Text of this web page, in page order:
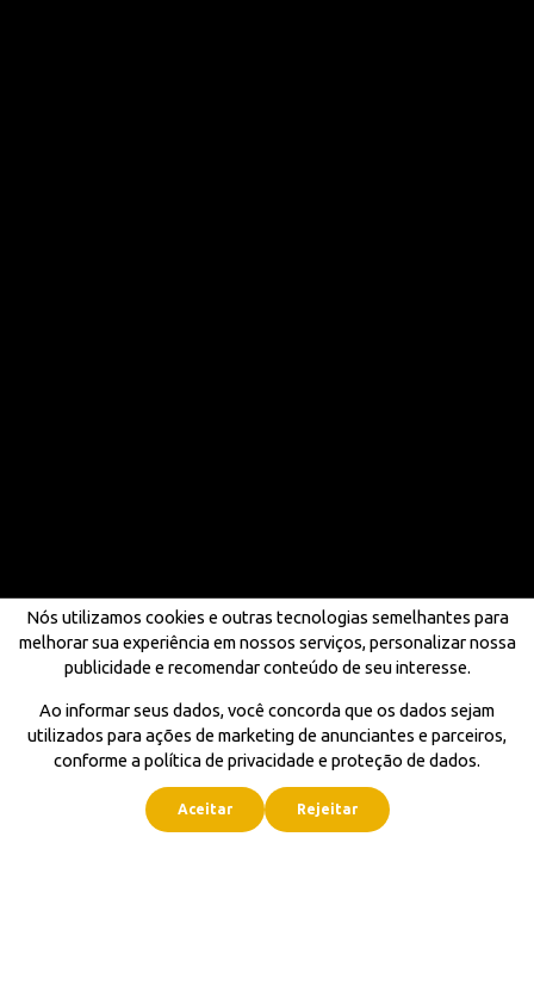
Nós utilizamos cookies e outras tecnologias semelhantes para
melhorar sua experiência em nossos serviços, personalizar nossa
publicidade e recomendar conteúdo de seu interesse.
Ao informar seus dados, você concorda que os dados sejam
utilizados para ações de marketing de anunciantes e parceiros,
conforme a política de privacidade e proteção de dados.
Aceitar Rejeitar